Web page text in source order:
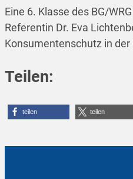
Eine 6. Klasse des BG/
Referentin Dr. Eva
Konsumentenschutz in der
Teilen:
teilen teilen